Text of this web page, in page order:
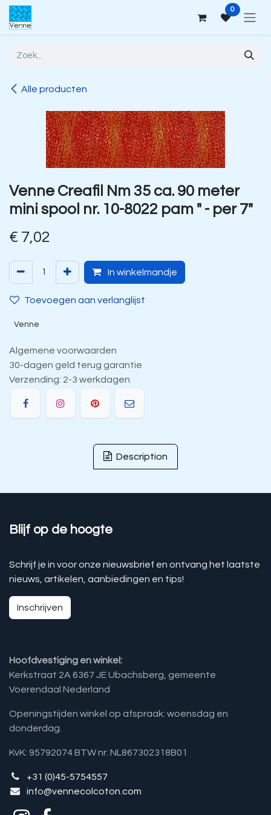
Overslaan naar inhoud 0
Alle producten
Venne Creafil Nm 35 ca. 90 meter
mini spool nr. 10-8022 pam " - per 7"
€ 7,02
In winkelmandje
Toevoegen aan verlanglijst
Venne
Algemene voorwaarden
30-dagen geld terug garantie
Verzending: 2-3 werkdagen
Description
Blijf op de hoogte
Schrijf je in voor onze nieuwsbrief en ontvang het laatste
nieuws, artikelen, aanbiedingen en tips!
Inschrijven
Hoofdvestiging en winkel:
Kerkstraat 2A 6367 JE Ubachsberg, gemeente
Voerendaal Nederland
Openingstijden winkel op afspraak: woensdag en
donderdag.
KvK: 95792074 BTW nr: NL867302318B01
+31 (0)45-5754557
info@vennecolcoton.com